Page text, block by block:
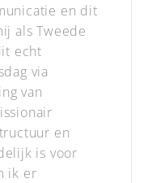
en dit
als Tweede
echt
via
van
en
is voor
ik er